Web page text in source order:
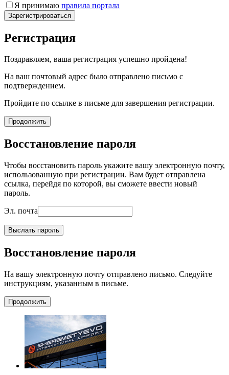
Я принимаю правила портала
Зарегистрироваться
Регистрация
Поздравляем, ваша регистрация успешно пройдена!
На ваш почтовый адрес было отправлено письмо с
подтверждением.
Пройдите по ссылке в письме для завершения регистрации.
Продолжить
Восстановление пароля
Чтобы восстановить пароль укажите вашу электронную почту,
использованную при регистрации. Вам будет отправлена
ссылка, перейдя по которой, вы сможете ввести новый
пароль.
Эл. почта
Выслать пароль
Восстановление пароля
На вашу электронную почту отправлено письмо. Следуйте
инструкциям, указанным в письме.
Продолжить